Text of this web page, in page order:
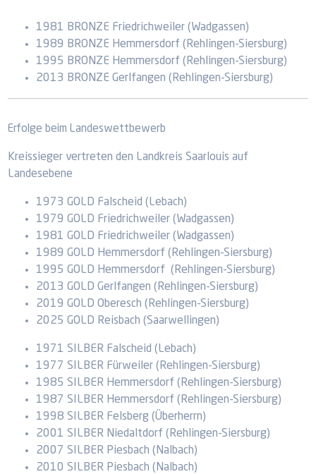
1981 BRONZE Friedrichweiler (Wadgassen)
1989 BRONZE Hemmersdorf (Rehlingen-Siersburg)
1995 BRONZE Hemmersdorf (Rehlingen-Siersburg)
2013 BRONZE Gerlfangen (Rehlingen-Siersburg)
Erfolge beim Landeswettbewerb
Kreissieger vertreten den Landkreis Saarlouis auf
Landesebene
1973 GOLD Falscheid (Lebach)
1979 GOLD Friedrichweiler (Wadgassen)
1981 GOLD Friedrichweiler (Wadgassen)
1989 GOLD Hemmersdorf (Rehlingen-Siersburg)
1995 GOLD Hemmersdorf (Rehlingen-Siersburg)
2013 GOLD Gerlfangen (Rehlingen-Siersburg)
2019 GOLD Oberesch (Rehlingen-Siersburg)
2025 GOLD Reisbach (Saarwellingen)
1971 SILBER Falscheid (Lebach)
1977 SILBER Fürweiler (Rehlingen-Siersburg)
1985 SILBER Hemmersdorf (Rehlingen-Siersburg)
1987 SILBER Hemmersdorf (Rehlingen-Siersburg)
1998 SILBER Felsberg (Überherrn)
2001 SILBER Niedaltdorf (Rehlingen-Siersburg)
2007 SILBER Piesbach (Nalbach)
2010 SILBER Piesbach (Nalbach)